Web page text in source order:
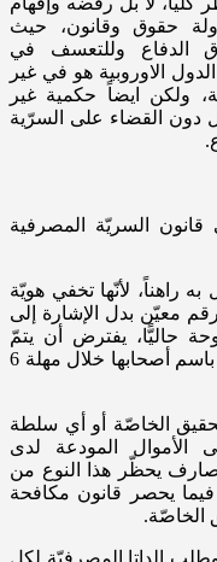
حقوق وقانون، حيث
الدفاع وللتعسف في
الاوروبية هو في غير
ولكن ايضاً حكمية غير
دون القضاء على السرّية
السريّة المصرفية
راهناً، لأنّها تخفي هويّة
معيّن بدل الإشارة إلى
حاليًّا، يفترض أن يتمّ
تحويل هذه الحسابات إلى حسابات عاديّة باسم أصحابها خلال مهلة 6
الخاصّة أو أي سلطة
الأموال المودعة لدى
يحظّر هذا النوع من
يحصر قانون مكافحة
الخاصّة.